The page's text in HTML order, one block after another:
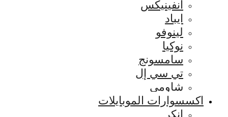
انفينيكس
ايباد
لينوفو
نوكيا
سامسونج
تي سي إل
شاومي
اكسسوارات الموبايلات
انكر